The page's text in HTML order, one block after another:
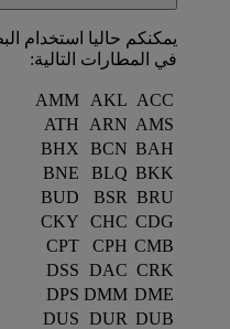
يمكنكم حاليا استخدام
في المطارات التالية:
ACC
AKL
AMM
AMS
ARN
ATH
BAH
BCN
BHX
BKK
BLQ
BNE
BRU
BSR
BUD
CDG
CHC
CKY
CMB
CPH
CPT
CRK
DAC
DSS
DME
DMM
DPS
DUB
DUR
DUS